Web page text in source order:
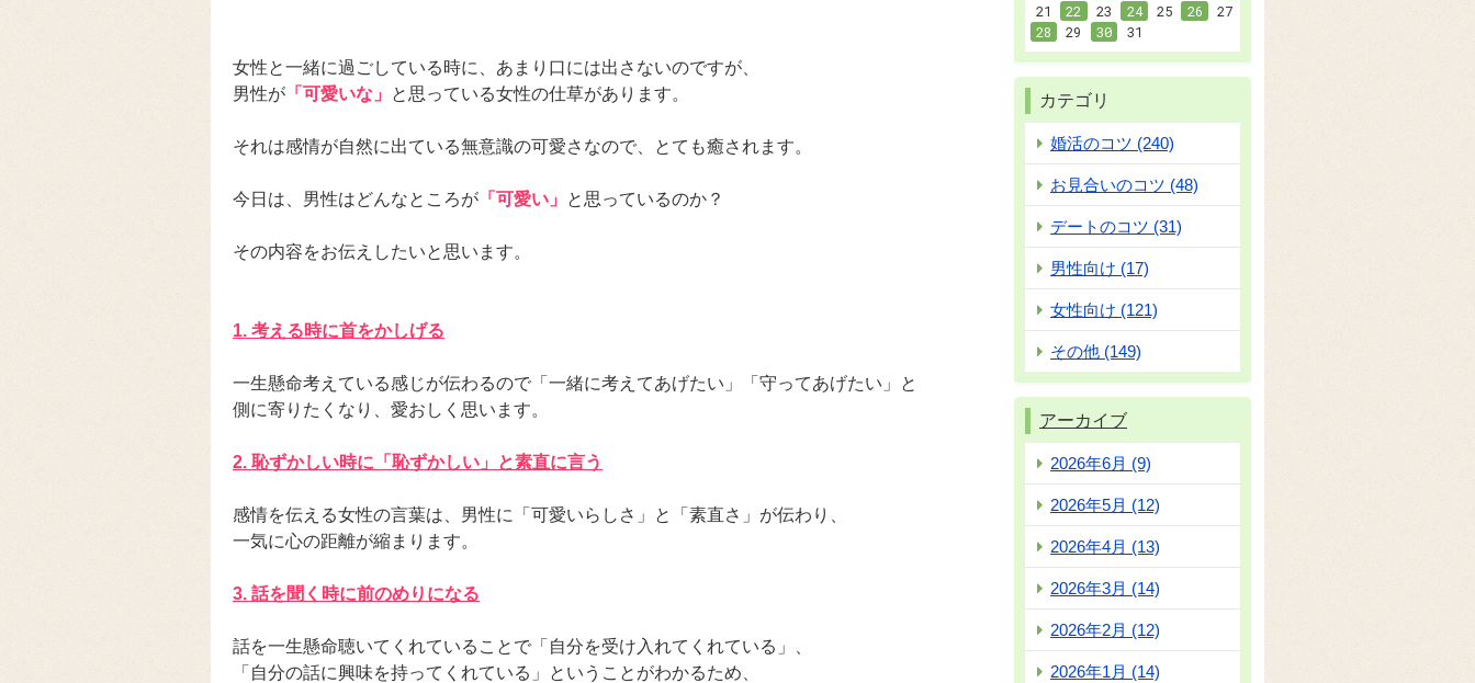
女性と一緒に過ごしている時に、あまり口には出さないのですが、
男性が 「可愛いな」 と思っている女性の仕草があります。
それは感情が自然に出ている無意識の可愛さなので、とても癒されます。
今日は、男性はどんなところが 「可愛い」 と思っているのか？
その内容をお伝えしたいと思います。
1. 考える時に首をかしげる
一生懸命考えている感じが伝わるので「一緒に考えてあげたい」「守ってあげたい」と
側に寄りたくなり、愛おしく思います。
2. 恥ずかしい時に「恥ずかしい」と素直に言う
感情を伝える女性の言葉は、男性に「可愛いらしさ」と「素直さ」が伝わり、
一気に心の距離が縮まります。
3. 話を聞く時に前のめりになる
話を一生懸命聴いてくれていることで「自分を受け入れてくれている」、
「自分の話に興味を持ってくれている」ということがわかるため、
21
22 23 24 25 26
27
28
29 30 31
カテゴリ
婚活のコツ (240)
お見合いのコツ (48)
デートのコツ (31)
男性向け (17)
女性向け (121)
その他 (149)
アーカイブ
2026年6月 (9)
2026年5月 (12)
2026年4月 (13)
2026年3月 (14)
2026年2月 (12)
2026年1月 (14)